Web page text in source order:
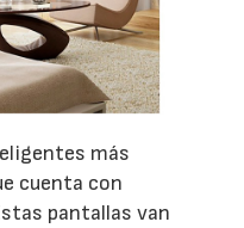
más
cuenta con
pantallas van